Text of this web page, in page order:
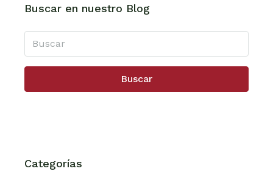
Buscar en nuestro Blog
Buscar
Categorías